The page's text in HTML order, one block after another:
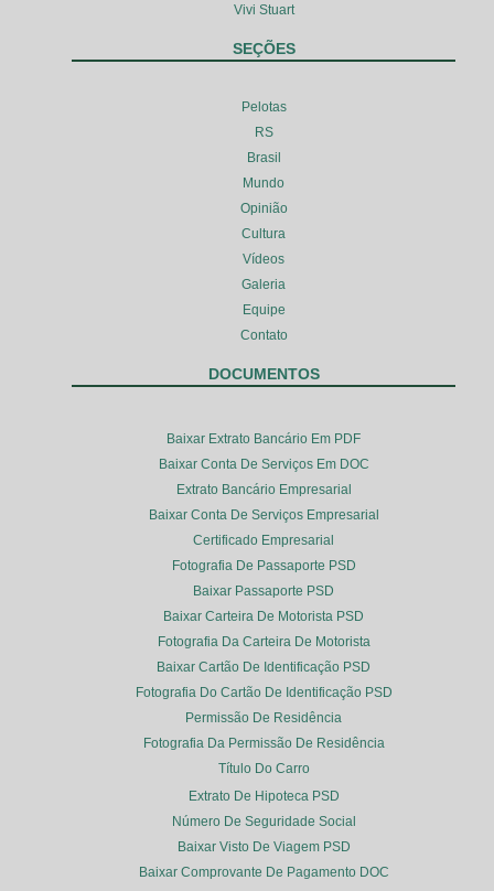
Vivi Stuart
SEÇÕES
Pelotas
RS
Brasil
Mundo
Opinião
Cultura
Vídeos
Galeria
Equipe
Contato
DOCUMENTOS
Baixar Extrato Bancário Em PDF
Baixar Conta De Serviços Em DOC
Extrato Bancário Empresarial
Baixar Conta De Serviços Empresarial
Certificado Empresarial
Fotografia De Passaporte PSD
Baixar Passaporte PSD
Baixar Carteira De Motorista PSD
Fotografia Da Carteira De Motorista
Baixar Cartão De Identificação PSD
Fotografia Do Cartão De Identificação PSD
Permissão De Residência
Fotografia Da Permissão De Residência
Título Do Carro
Extrato De Hipoteca PSD
Número De Seguridade Social
Baixar Visto De Viagem PSD
Baixar Comprovante De Pagamento DOC